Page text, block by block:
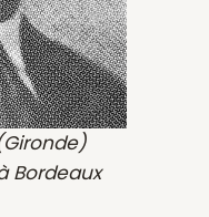
Bordeaux